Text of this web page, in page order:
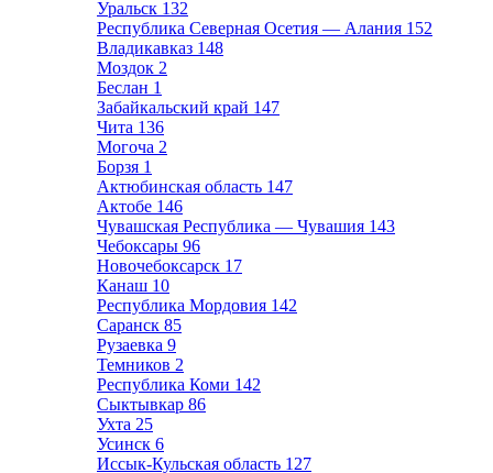
Уральск 132
Республика Северная Осетия — Алания 152
Владикавказ 148
Моздок 2
Беслан 1
Забайкальский край 147
Чита 136
Могоча 2
Борзя 1
Актюбинская область 147
Актобе 146
Чувашская Республика — Чувашия 143
Чебоксары 96
Новочебоксарск 17
Канаш 10
Республика Мордовия 142
Саранск 85
Рузаевка 9
Темников 2
Республика Коми 142
Сыктывкар 86
Ухта 25
Усинск 6
Иссык-Кульская область 127